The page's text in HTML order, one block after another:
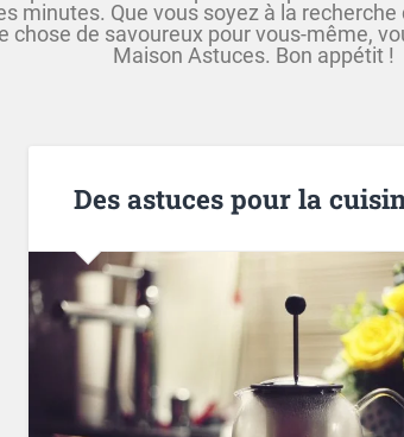
minutes. Que vous soyez à la
de savoureux pour vous-même,
Maison Astuces. Bon appétit !
Des astuces pour la